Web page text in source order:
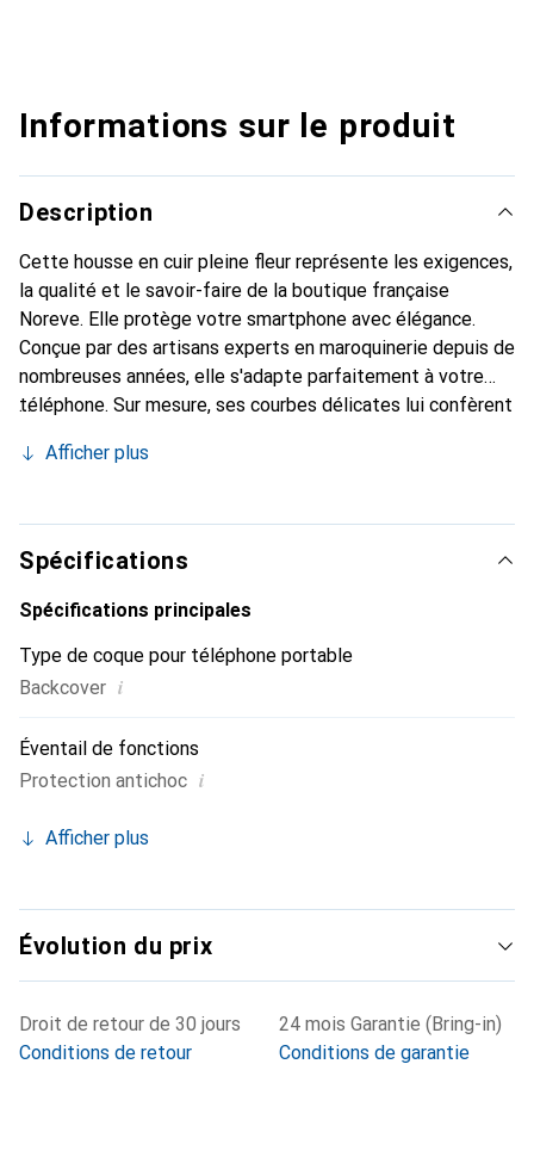
Informations sur le produit
Description
Cette housse en cuir pleine fleur représente les exigences,
la qualité et le savoir-faire de la boutique française
Noreve. Elle protège votre smartphone avec élégance.
Conçue par des artisans experts en maroquinerie depuis de
nombreuses années, elle s'adapte parfaitement à votre
téléphone. Sur mesure, ses courbes délicates lui confèrent
et indispensable pour votre smartphone. Reconnaître
marque Noreve est un choix sûr pour une clientèle
exigeante.
Afficher plus
Spécifications
Spécifications principales
Type de coque pour téléphone portable
Backcover i
Éventail de fonctions
Protection antichoc i
Afficher plus
Évolution du prix
Droit de retour de 30 jours
Conditions de retour
24 mois Garantie (Bring-in)
Conditions de garantie